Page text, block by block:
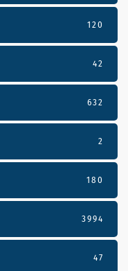
120
42
632
2
180
3994
47